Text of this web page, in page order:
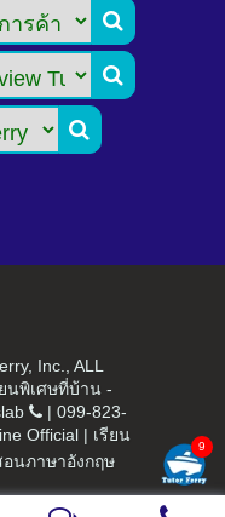



Inc., ALL
ยนพิเศษที่บ้าน -
| 099-823-
Official| เรียน
นภาษาอังกฤษ